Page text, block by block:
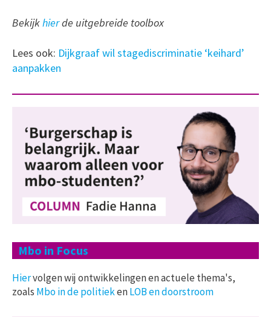
Bekijkhierde uitgebreide toolbox
Lees ook: Dijkgraaf wil stagediscriminatie ‘keihard’
aanpakken
Mbo in Focus
Hiervolgen wij ontwikkelingen en actuele thema's,
zoals Mbo in de politiekenLOB en doorstroom